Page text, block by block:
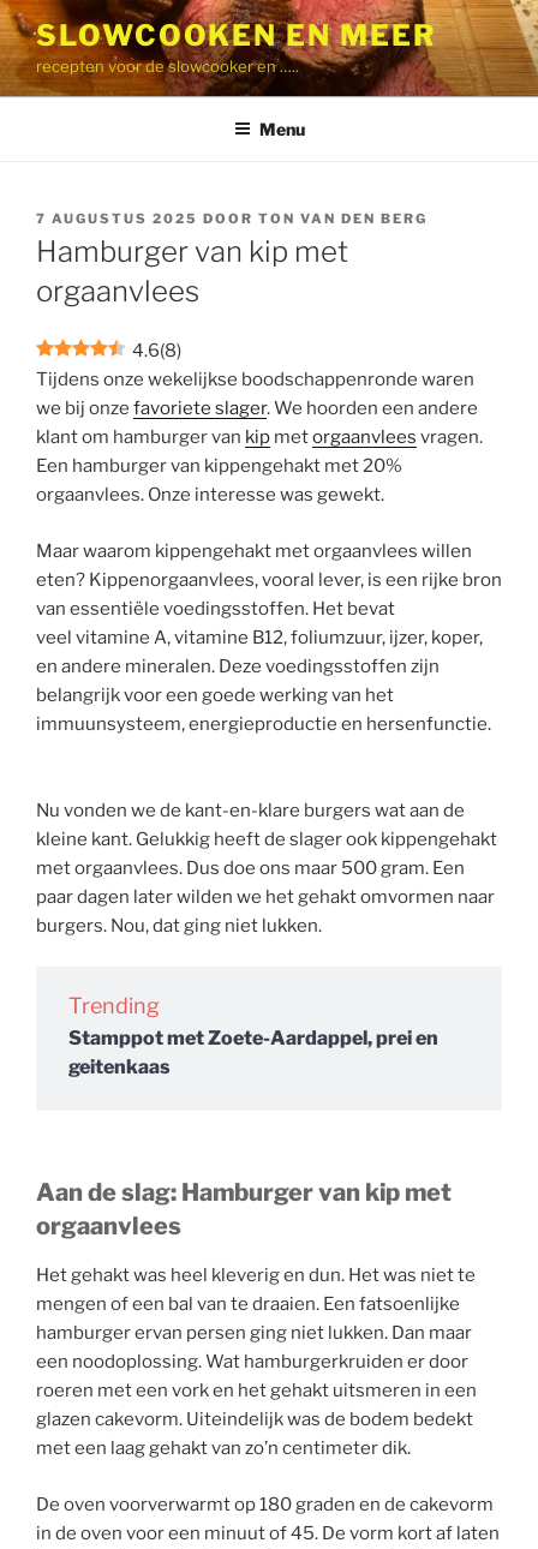
Ga
naar
de
inhoud
SLOWCOOKEN EN MEER
recepten voor de slowcooker en …..
Menu
GEPLAATST
OP
7 AUGUSTUS 2025 DOOR TON VAN DEN BERG
Hamburger van kip met
orgaanvlees
4.6(8)
Tijdens onze wekelijkse boodschappenronde waren
we bij onze favoriete slager. We hoorden een andere
klant om hamburger van kip metorgaanvlees vragen.
Een hamburger van kippengehakt met 20%
orgaanvlees. Onze interesse was gewekt.
Maar waarom kippengehakt met orgaanvlees willen
eten? Kippenorgaanvlees, vooral lever, is een rijke bron
van essentiële voedingsstoffen. Het bevat
veel vitamine A, vitamine B12, foliumzuur, ijzer, koper,
en andere mineralen. Deze voedingsstoffen zijn
belangrijk voor een goede werking van het
immuunsysteem, energieproductie en hersenfunctie.
Nu vonden we de kant-en-klare burgers wat aan de
kleine kant. Gelukkig heeft de slager ook kippengehakt
met orgaanvlees. Dus doe ons maar 500 gram. Een
paar dagen later wilden we het gehakt omvormen naar
burgers. Nou, dat ging niet lukken.
Trending
Stamppot met Zoete-Aardappel, prei en
geitenkaas
Aan de slag: Hamburger van kip met
orgaanvlees
Het gehakt was heel kleverig en dun. Het was niet te
mengen of een bal van te draaien. Een fatsoenlijke
hamburger ervan persen ging niet lukken. Dan maar
een noodoplossing. Wat hamburgerkruiden er door
roeren met een vork en het gehakt uitsmeren in een
glazen cakevorm. Uiteindelijk was de bodem bedekt
met een laag gehakt van zo’n centimeter dik.
De oven voorverwarmt op 180 graden en de cakevorm
in de oven voor een minuut of 45. De vorm kort af laten